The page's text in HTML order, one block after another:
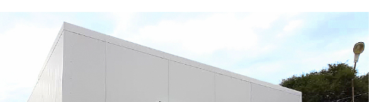
КАЗАХСТАН, АЛМАТИНСКАЯ ОБЛАСТЬ
Завод по переработке и заморозке
фруктов